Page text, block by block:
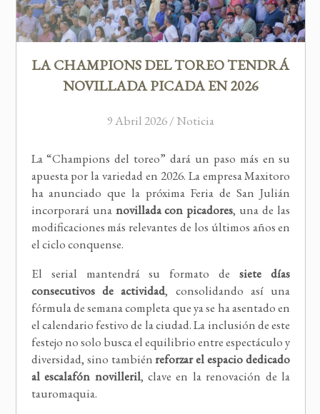
LA CHAMPIONS DEL TOREO TENDRÁ
NOVILLADA PICADA EN 2026
9 Abril 2026 / Noticia
La “Champions del toreo” dará un paso más en su
apuesta por la variedad en 2026. La empresa Maxitoro
ha anunciado que la próxima Feria de San Julián
incorporará una novillada con picadores, una de las
modificaciones más relevantes de los últimos años en
el ciclo conquense.
El serial mantendrá su formato desiete días
consecutivos de actividad, consolidando así una
fórmula de semana completa que ya se ha asentado en
el calendario festivo de la ciudad. La inclusión de este
festejo no solo busca el equilibrio entre espectáculo y
diversidad, sino tambiénreforzar el espacio dedicado
al escalafón novilleril, clave en la renovación de la
tauromaquia.